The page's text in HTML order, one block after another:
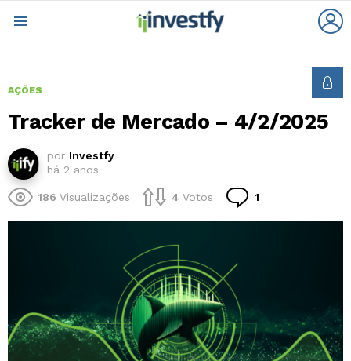
AÇÕES
Tracker de Mercado – 4/2/2025
por Investfy
há 2 anos
186 Visualizações 4 Votos 1